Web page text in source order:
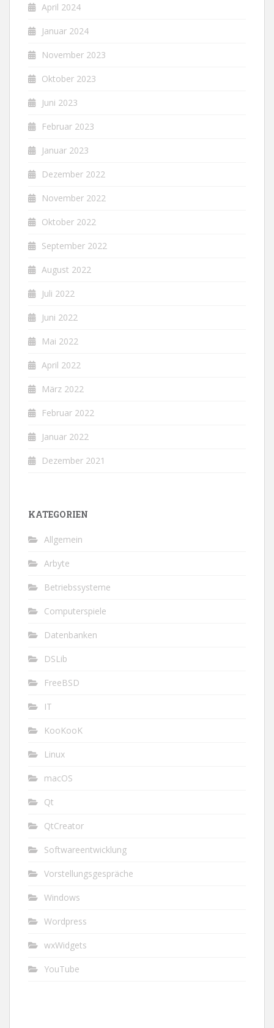
April 2024
Januar 2024
November 2023
Oktober 2023
Juni 2023
Februar 2023
Januar 2023
Dezember 2022
November 2022
Oktober 2022
September 2022
August 2022
Juli 2022
Juni 2022
Mai 2022
April 2022
März 2022
Februar 2022
Januar 2022
Dezember 2021
KATEGORIEN
Allgemein
Arbyte
Betriebssysteme
Computerspiele
Datenbanken
DSLib
FreeBSD
IT
KooKooK
Linux
macOS
Qt
QtCreator
Softwareentwicklung
Vorstellungsgespräche
Windows
Wordpress
wxWidgets
YouTube